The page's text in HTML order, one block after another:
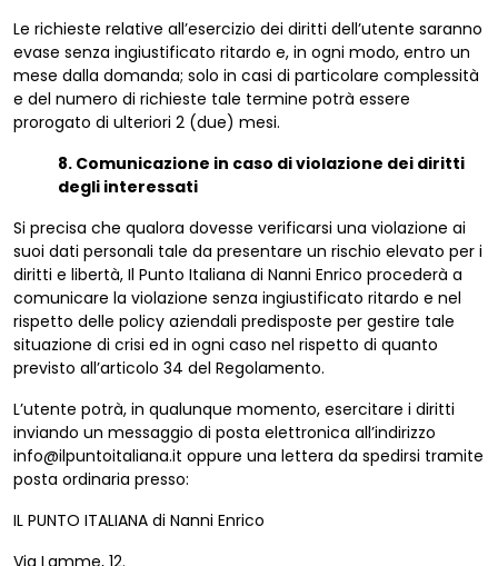
Le richieste relative all’esercizio dei diritti dell’utente saranno
evase senza ingiustificato ritardo e, in ogni modo, entro un
mese dalla domanda; solo in casi di particolare complessità
e del numero di richieste tale termine potrà essere
prorogato di ulteriori 2 (due) mesi.
8. Comunicazione in caso di violazione dei diritti
degli interessati
Si precisa che qualora dovesse verificarsi una violazione ai
suoi dati personali tale da presentare un rischio elevato per i
diritti e libertà, Il Punto Italiana di Nanni Enrico procederà a
comunicare la violazione senza ingiustificato ritardo e nel
rispetto delle policy aziendali predisposte per gestire tale
situazione di crisi ed in ogni caso nel rispetto di quanto
previsto all’articolo 34 del Regolamento.
L’utente potrà, in qualunque momento, esercitare i diritti
inviando un messaggio di posta elettronica all’indirizzo
info@ilpuntoitaliana.it oppure una lettera da spedirsi tramite
posta ordinaria presso:
IL PUNTO ITALIANA di Nanni Enrico
Via Lamme, 12.